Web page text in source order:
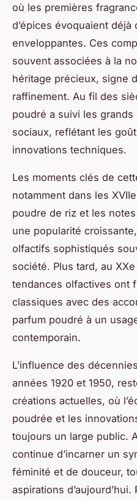
où les premières
d’épices évoquaient
enveloppantes. Ces
souvent associées à la
héritage précieux, signe
raffinement. Au fil des
poudré a suivi les
sociaux, reflétant les
innovations techniques.
Les moments clés de
notamment dans les
poudre de riz et les
une popularité
olfactifs sophistiqués
société. Plus tard, au
tendances olfactives ont
classiques avec des
parfum poudré à un
contemporain.
L’influence des
années 1920 et 1950,
créations actuelles, où
poudrée et les
toujours un large public.
continue d’incarner un
féminité et de douceur,
aspirations